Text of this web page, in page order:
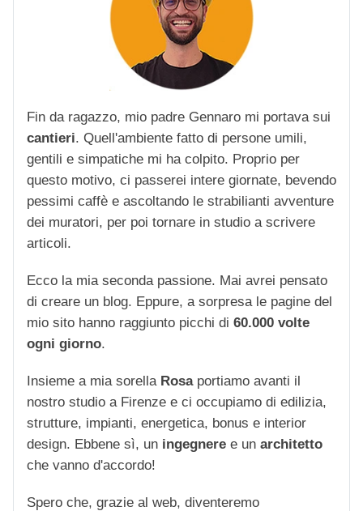
Fin da ragazzo, mio padre Gennaro mi portava sui
cantieri. Quell'ambiente fatto di persone umili,
gentili e simpatiche mi ha colpito. Proprio per
questo motivo, ci passerei intere giornate, bevendo
pessimi caffè e ascoltando le strabilianti avventure
dei muratori, per poi tornare in studio a scrivere
articoli.
Ecco la mia seconda passione. Mai avrei pensato
di creare un blog. Eppure, a sorpresa le pagine del
mio sito hanno raggiunto picchi di 60.000 volte
ogni giorno.
Insieme a mia sorella Rosaportiamo avanti il
nostro studio a Firenze e ci occupiamo di edilizia,
strutture, impianti, energetica, bonus e interior
design. Ebbene sì, un ingegnere e un architetto
che vanno d'accordo!
Spero che, grazie al web, diventeremo